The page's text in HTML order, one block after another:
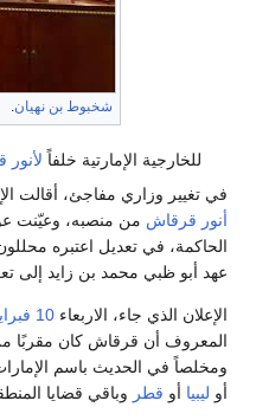
شخبوط بن نهيان.
للخارجية الإمارتية خلفاً
في تغيير وزاري مفاجئ، أقالت
أنور قرقاش من منصبه، وعيّنت
الحاكمة، في تعديل اعتبره
عهد أبو ظبي محمد بن زايد إلى
الإعلان الذي جاء، الاربعاء 10 فبراير
المعروف أن قرقاش كان مقربًا
ومخلصاً في الحديث باسم
أو ليبيا أو قطر وباقي قضايا